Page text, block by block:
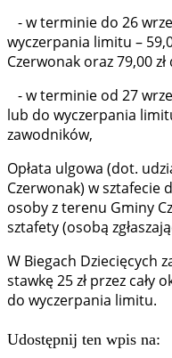
- w terminie do 26
wyczerpania limitu –
Czerwonak oraz 79,00
- w terminie od 27
lub do wyczerpania
zawodników,
Opłata ulgowa (dot.
Czerwonak) w sztafecie
osoby z terenu Gminy
sztafety (osobą
W Biegach Dziecięcych
stawkę 25 zł przez cały
do wyczerpania limitu.
Udostępnij ten wpis na: